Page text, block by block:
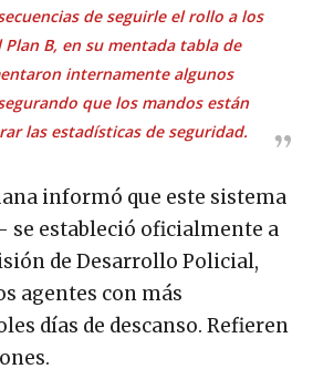
deseguirle el rollo a los
B, en su mentada tabla de
internamente algunos
que los mandos están
las estadísticas de seguridad.
informó que este sistema
se estableció oficialmente a
de Desarrollo Policial,
agentes con más
días de descanso. Refieren